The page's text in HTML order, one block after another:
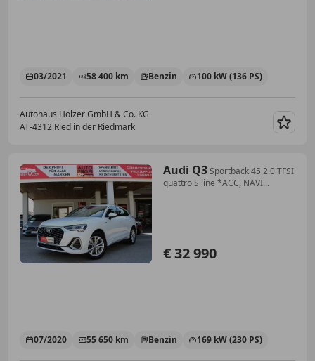
03/2021 58 400 km Benzin 100 kW (136 PS)
Autohaus Holzer GmbH & Co. KG
AT-4312 Ried in der Riedmark
Audi Q3Sportback 45 2.0 TFSI
quattro S line *ACC, NAVI...
€ 32 990
07/2020 55 650 km Benzin 169 kW (230 PS)